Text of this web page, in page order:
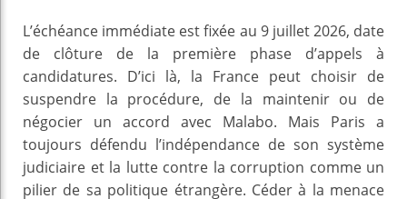
L’échéance immédiate est fixée au 9 juillet 2026, date
de clôture de la première phase d’appels à
candidatures. D’ici là, la France peut choisir de
suspendre la procédure, de la maintenir ou de
négocier un accord avec Malabo. Mais Paris a
toujours défendu l’indépendance de son système
judiciaire et la lutte contre la corruption comme un
pilier de sa politique étrangère. Céder à la menace